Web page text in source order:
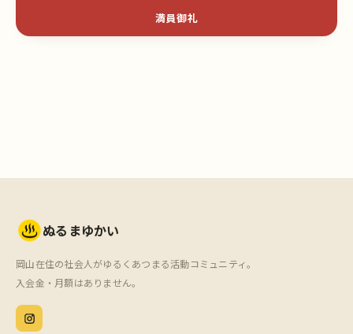
満員御礼
ぬるまゆかい
岡山在住の社会人がゆるくあつまる活動コミュニティ。
入会金・月額はありません。